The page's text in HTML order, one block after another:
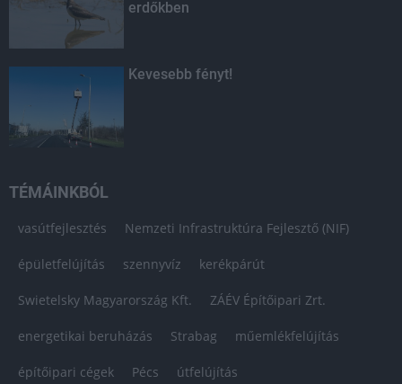
erdőkben
Kevesebb fényt!
TÉMÁINKBÓL
vasútfejlesztés Nemzeti Infrastruktúra Fejlesztő (NIF)
épületfelújítás szennyvíz kerékpárút
Swietelsky Magyarország Kft. ZÁÉV Építőipari Zrt.
energetikai beruházás Strabag műemlékfelújítás
építőipari cégek Pécs útfelújítás